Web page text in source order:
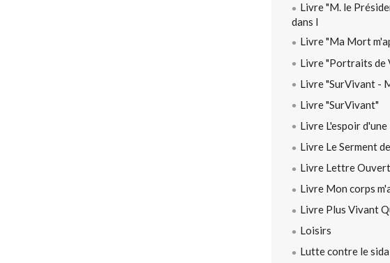
Livre "M. le
dans l
Livre "Ma Mort
Livre "Portraits de
Livre "SurVivant -
Livre "SurVivant"
Livre L'espoir
Livre Le Serment
Livre Lettre
Livre Mon corps
Livre Plus Vivant
Loisirs
Lutte contre le